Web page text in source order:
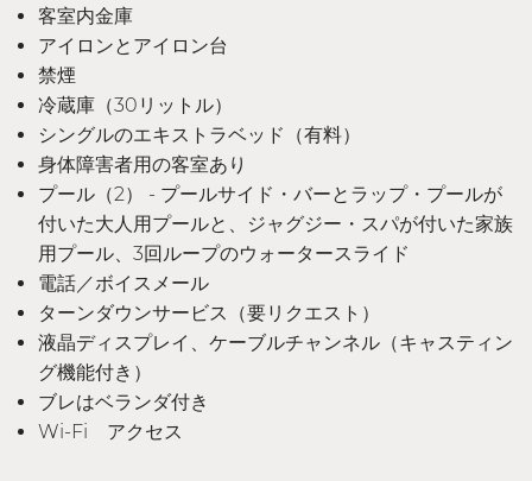
客室内金庫
アイロンとアイロン台
禁煙
冷蔵庫（30リットル）
シングルのエキストラベッド（有料）
身体障害者用の客室あり
プール（2） - プールサイド・バーとラップ・プールが
付いた大人用プールと、ジャグジー・スパが付いた家族
用プール、3回ループのウォータースライド
電話／ボイスメール
ターンダウンサービス（要リクエスト）
液晶ディスプレイ、ケーブルチャンネル（キャスティン
グ機能付き）
ブレはベランダ付き
Wi-Fi アクセス